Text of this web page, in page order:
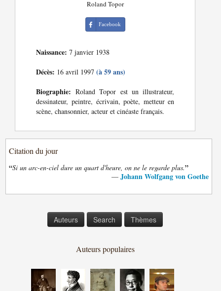
Roland Topor
Facebook
Naissance: 7 janvier 1938
Décès: 16 avril 1997(à 59 ans)
Biographie: Roland Topor est un illustrateur,
dessinateur, peintre, écrivain, poète, metteur en
scène, chansonnier, acteur et cinéaste français.
Citation du jour
“Si un arc-en-ciel dure un quart d'heure, on ne le regarde plus.”
— Johann Wolfgang von Goethe
Auteurs Search Thèmes
Auteurs populaires